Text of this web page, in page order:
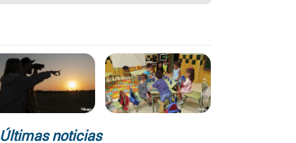
Últimas noticias